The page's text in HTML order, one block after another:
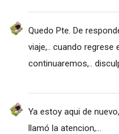
Quedo Pte. De
viaje,.. cuando regrese
continuaremos,..
Ya estoy aqui de
llamó la atencion,...